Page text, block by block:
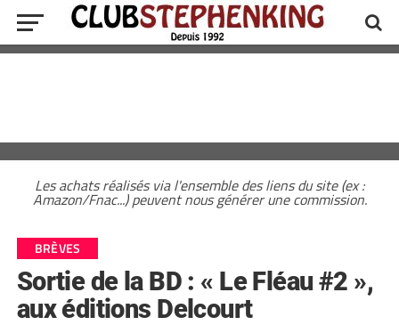
Les achats réalisés via l'ensemble des liens du site (ex :
Amazon/Fnac...) peuvent nous générer une commission.
BRÈVES
Sortie de la BD : « Le Fléau #2 »,
aux éditions Delcourt